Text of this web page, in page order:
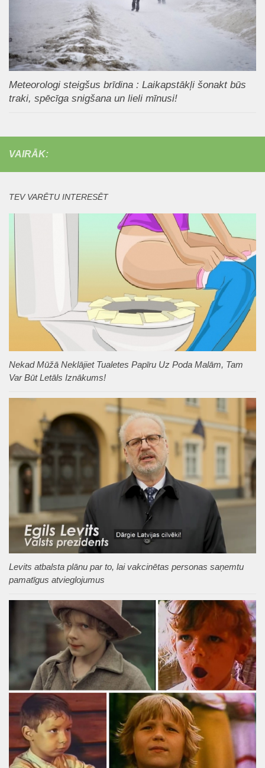
Meteorologi steigšus brīdina : Laikapstākļi šonakt būs
traki, spēcīga snigšana un lieli mīnusi!
VAIRĀK:
TEV VARĒTU INTERESĒT
Nekad Mūžā Neklājiet Tualetes Papīru Uz Poda Malām, Tam
Var Būt Letāls Iznākums!
Levits atbalsta plānu par to, lai vakcinētas personas saņemtu
pamatīgus atvieglojumus